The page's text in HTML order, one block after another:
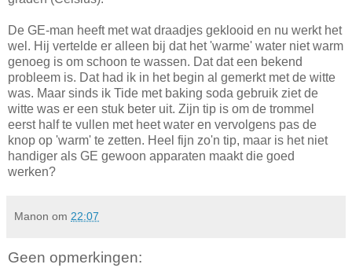
De GE-man heeft met wat draadjes geklooid en nu werkt het
wel. Hij vertelde er alleen bij dat het 'warme' water niet warm
genoeg is om schoon te wassen. Dat dat een bekend
probleem is. Dat had ik in het begin al gemerkt met de witte
was. Maar sinds ik Tide met baking soda gebruik ziet de
witte was er een stuk beter uit. Zijn tip is om de trommel
eerst half te vullen met heet water en vervolgens pas de
knop op 'warm' te zetten. Heel fijn zo'n tip, maar is het niet
handiger als GE gewoon apparaten maakt die goed
werken?
Manon om 22:07
Geen opmerkingen: